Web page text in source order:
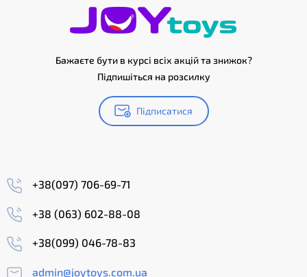
Бажаєте бути в курсі всіх акцій та знижок?
Підпишіться на розсилку
Підписатися
+38(097) 706-69-71
+38 (063) 602-88-08
+38(099) 046-78-83
admin@joytoys.com.ua